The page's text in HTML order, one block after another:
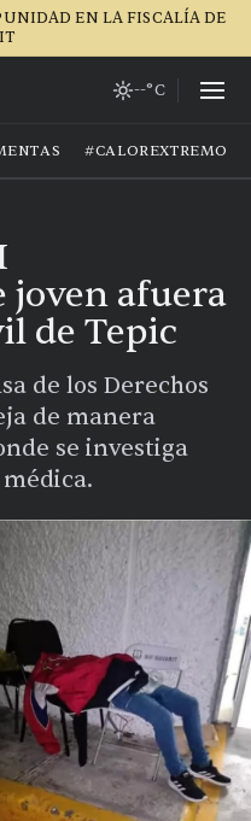
EN LA FISCALÍA DE
--°C
#CALOREXTREMO
afuera
de Tepic
de los Derechos
de manera
se investiga